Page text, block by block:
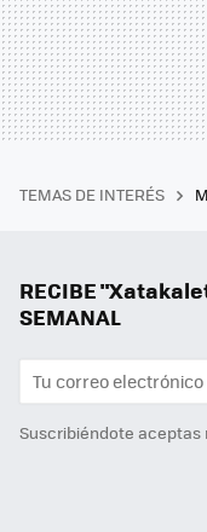
TEMAS DE INTERÉS
RECIBE
SEMANAL
Suscribiéndote aceptas